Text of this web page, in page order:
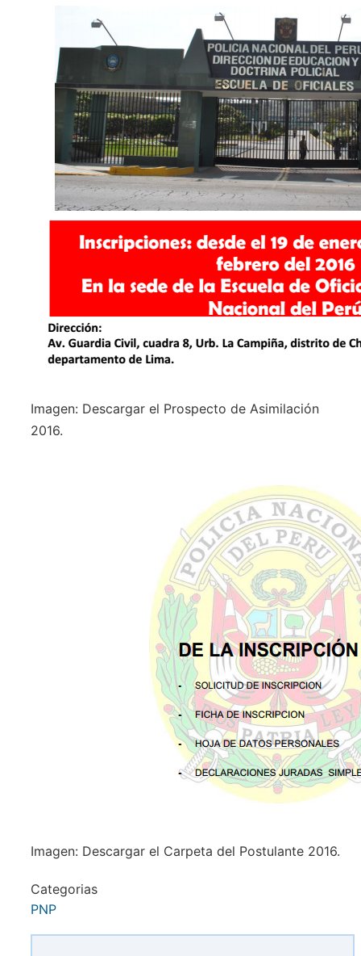
Imagen: Descargar el Prospecto de Asimilación
2016.
Imagen: Descargar el Carpeta del Postulante 2016.
Categorias
PNP